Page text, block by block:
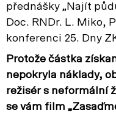
přednášky „Najít
Doc. RNDr. L. Miko,
konferenci 25. Dny
Protože částka
nepokryla náklady,
režisér s neformální
se vám film